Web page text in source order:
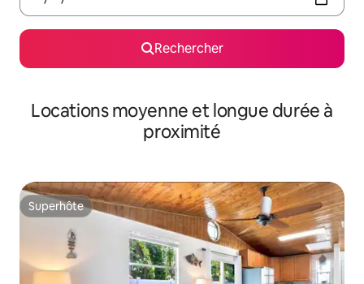
Rechercher
Locations moyenne et longue durée à
proximité
Superhôte
Superhôte